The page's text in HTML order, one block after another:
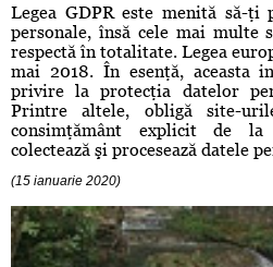
Legea GDPR este menită să-ţi
personale, însă cele mai
respectă în totalitate. Legea
mai 2018. În esenţă, aceasta
privire la protecţia datelor
Printre altele, obligă site-
consimţământ explicit de
colectează şi procesează datele
(15 ianuarie 2020)